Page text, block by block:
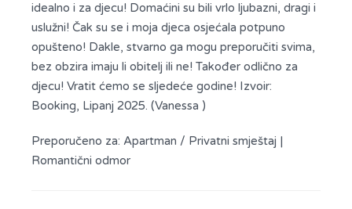
idealno i za djecu! Domaćini su bili vrlo ljubazni, dragi i
uslužni! Čak su se i moja djeca osjećala potpuno
opušteno! Dakle, stvarno ga mogu preporučiti svima,
bez obzira imaju li obitelj ili ne! Također odlično za
djecu! Vratit ćemo se sljedeće godine! Izvoir:
Booking, Lipanj 2025. (Vanessa )
Preporučeno za: Apartman / Privatni smještaj |
Romantični odmor